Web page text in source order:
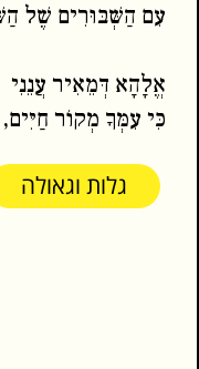
עִם הַשְּׁבּוּרִים שֶׁל
אֱלָהָא דְּמֵאִיר עֲנֵנִי
כִּי עִמְּךָ מְקוֹר
גלות וגאולה